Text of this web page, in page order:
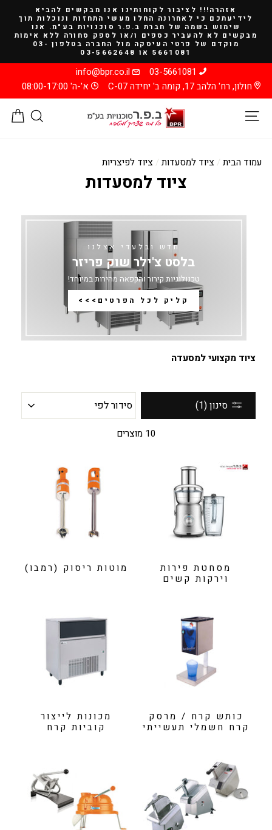
קריאה
אזהרה!!! לציבור לקוחותינו אנו מבקשים להביא
לידיעתכם כי לאחרונה החלו מעשי התחזות ונוכלות תוך
שימוש בשמה של חברת ב.פ.ר סוכנויות בע"מ. אנו
מבקשים לא להעביר כספים ו/או לספק סחורה ללא אימות
מוקדם של פרטי העיסקה מול החברה בטלפון 03-
5661081 או 03-5662648
03-5661081
info@bpr.co.il
חולון, רח' הלהב 17, קומה ב' יחידה C-07
א'-ה' 08:00-17:00
עמוד הבית / ציוד למסעדות / ציוד לפיצריות
ציוד למסעדות
חדש ובלעדי אצלנו
בלסט צ'ילר שוק פריזר
טכנולוגיות קירור והקפאה מהירות במיוחד!
קליק לכל הפרטים>>>
ציוד מקצועי למסעדה
סינון (1)
סידור
לפי
10 מוצרים
מסחטת פירות
וירקות קשים
מוטות ריסוק (רמבו)
כותש קרח / מרסק
קרח חשמלי תעשייתי
מכונות לייצור
קוביות קרח